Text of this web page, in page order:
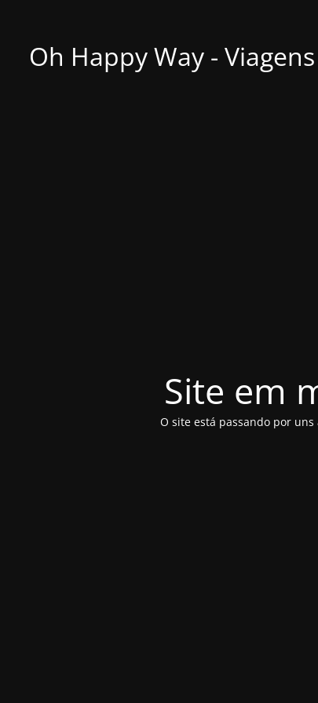
Oh Happy Way -
Site em
O site está passando por